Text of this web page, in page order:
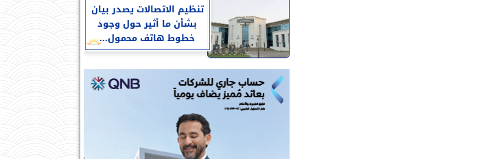
تنظيم الاتصالات يصدر بيان
بشأن ما أثير حول وجود
خطوط هاتف محمول...